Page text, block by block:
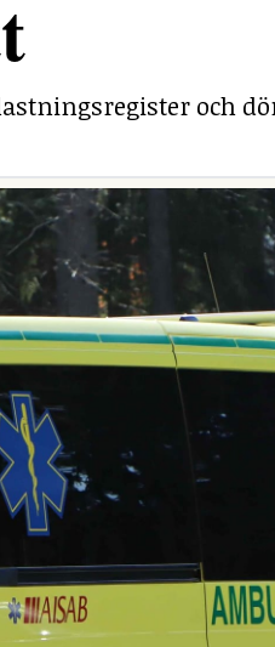
och